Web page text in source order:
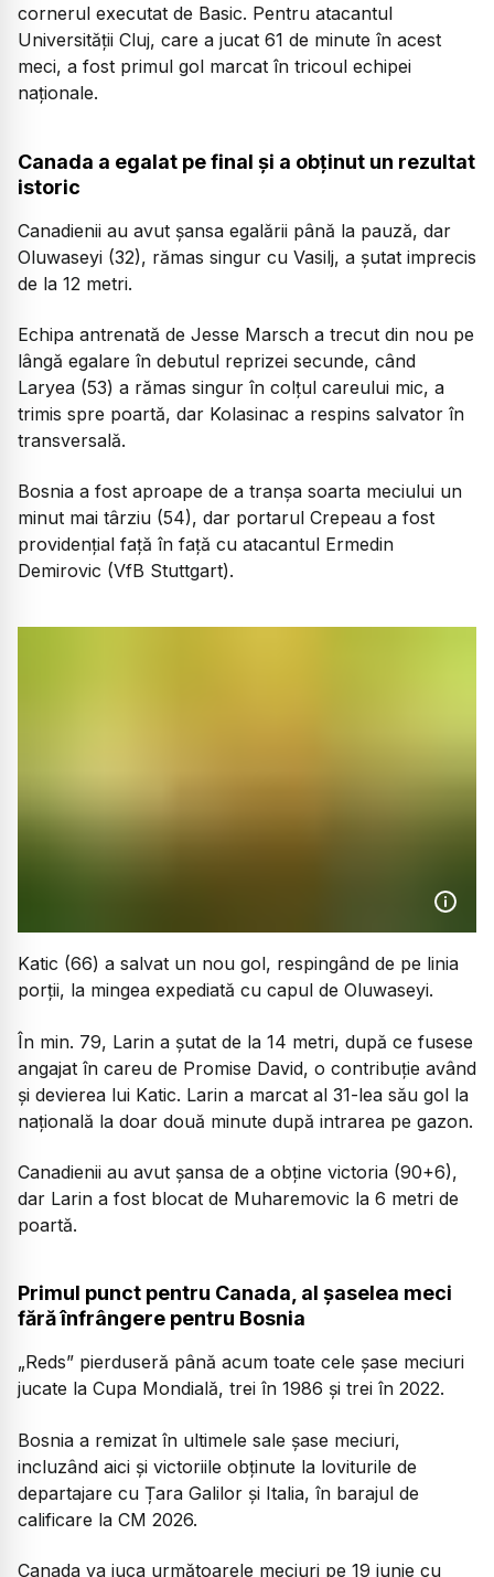
cornerul executat de Basic. Pentru atacantul
Universității Cluj, care a jucat 61 de minute în acest
meci, a fost primul gol marcat în tricoul echipei
naționale.
Canada a egalat pe final și a obținut un rezultat
istoric
Canadienii au avut șansa egalării până la pauză, dar
Oluwaseyi (32), rămas singur cu Vasilj, a șutat imprecis
de la 12 metri.
Echipa antrenată de Jesse Marsch a trecut din nou pe
lângă egalare în debutul reprizei secunde, când
Laryea (53) a rămas singur în colțul careului mic, a
trimis spre poartă, dar Kolasinac a respins salvator în
transversală.
Bosnia a fost aproape de a tranșa soarta meciului un
minut mai târziu (54), dar portarul Crepeau a fost
providențial față în față cu atacantul Ermedin
Demirovic (VfB Stuttgart).
Katic (66) a salvat un nou gol, respingând de pe linia
porții, la mingea expediată cu capul de Oluwaseyi.
În min. 79, Larin a șutat de la 14 metri, după ce fusese
angajat în careu de Promise David, o contribuție având
și devierea lui Katic. Larin a marcat al 31-lea său gol la
națională la doar două minute după intrarea pe gazon.
Canadienii au avut șansa de a obține victoria (90+6),
dar Larin a fost blocat de Muharemovic la 6 metri de
poartă.
Primul punct pentru Canada, al șaselea meci
fără înfrângere pentru Bosnia
„Reds” pierduseră până acum toate cele șase meciuri
jucate la Cupa Mondială, trei în 1986 și trei în 2022.
Bosnia a remizat în ultimele sale șase meciuri,
incluzând aici și victoriile obținute la loviturile de
departajare cu Țara Galilor și Italia, în barajul de
calificare la CM 2026.
Canada va juca următoarele meciuri pe 19 iunie cu